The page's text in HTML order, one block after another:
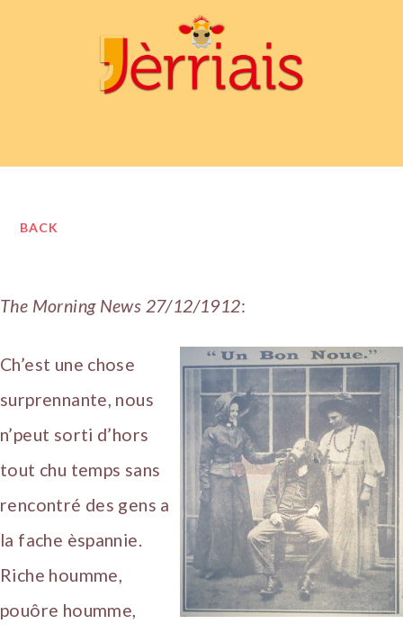
BACK
The Morning News 27/12/1912:
Ch’est une chose
surprennante, nous
n’peut sorti d’hors
tout chu temps sans
rencontré des gens a
la fache èspannie.
Riche houmme,
pouôre houmme,